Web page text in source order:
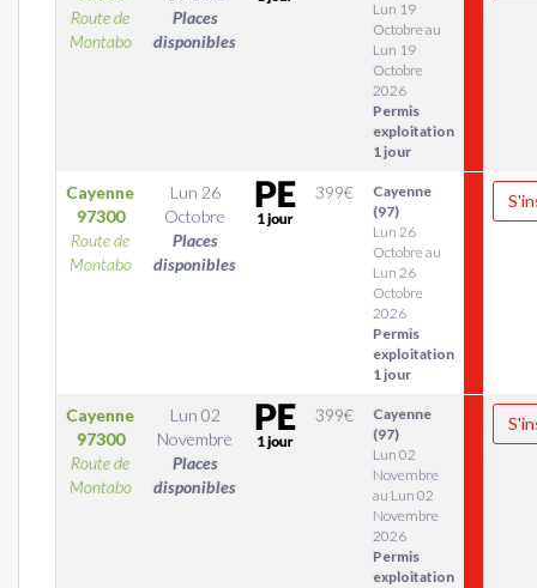
Route de
Montabo
Places
disponibles
Lun 19
Octobre au
Lun 19
Octobre
2026
Permis
exploitation
1 jour
Cayenne
97300
Route de
Montabo
Lun 26
Octobre
Places
disponibles
399€
Cayenne
(97)
Lun 26
Octobre au
Lun 26
Octobre
2026
Permis
exploitation
1 jour
Cayenne
97300
Route de
Montabo
Lun 02
Novembre
Places
disponibles
399€
Cayenne
(97)
Lun 02
Novembre
au Lun 02
Novembre
2026
Permis
exploitation